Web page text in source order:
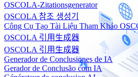
OSCOLA-Zitationsgenerator
OSCOLA 참조 생성기
Công Cụ Tạo Tài Liệu Tham Khảo
OSCOLA 引用生成器
OSCOLA 引用生成器
Generador de Conclusiones de IA
Gerador de Conclusão com IA